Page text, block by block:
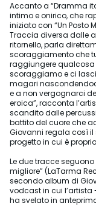
Accanto a “Dramma
intimo e onirico, che
iniziato con “Un Posto
Traccia diversa dalle
ritornello, parla
scoraggiamento che
raggiungere qualcosa
scoraggiamo e ci
magari
e a non vergognarci
eroica”, racconta
scandito dalle
battito del cuore che
Giovanni regala così
progetto in cui è
Le due tracce
migliore” (LaTarma
secondo album di
vodcast in cui
ha svelato in